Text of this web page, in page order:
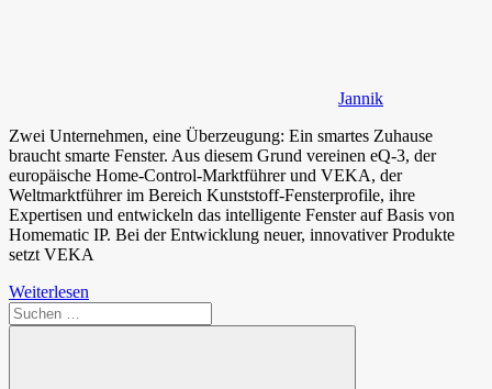
Jannik
Zwei Unternehmen, eine Überzeugung: Ein smartes Zuhause
braucht smarte Fenster. Aus diesem Grund vereinen eQ-3, der
europäische Home-Control-Marktführer und VEKA, der
Weltmarktführer im Bereich Kunststoff-Fensterprofile, ihre
Expertisen und entwickeln das intelligente Fenster auf Basis von
Homematic IP. Bei der Entwicklung neuer, innovativer Produkte
setzt VEKA
Weiterlesen
Suchen
nach: